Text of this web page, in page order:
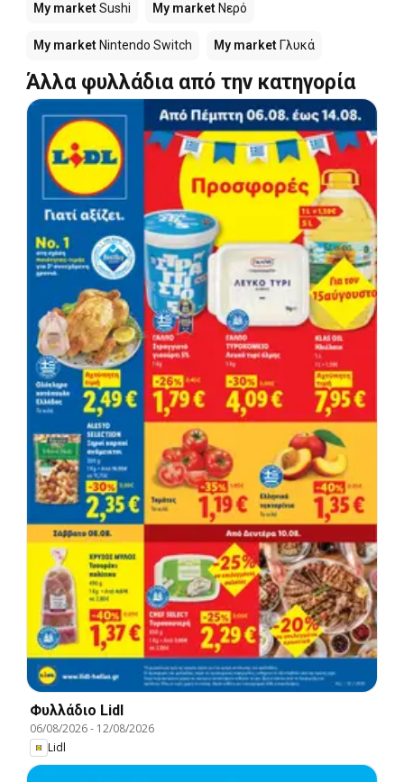
My marketSushi My market Νερό
My market Nintendo Switch My market Γλυκά
Άλλα φυλλάδια από την κατηγορία
Φυλλάδιο Lidl
06/08/2026- 12/08/2026
Lidl